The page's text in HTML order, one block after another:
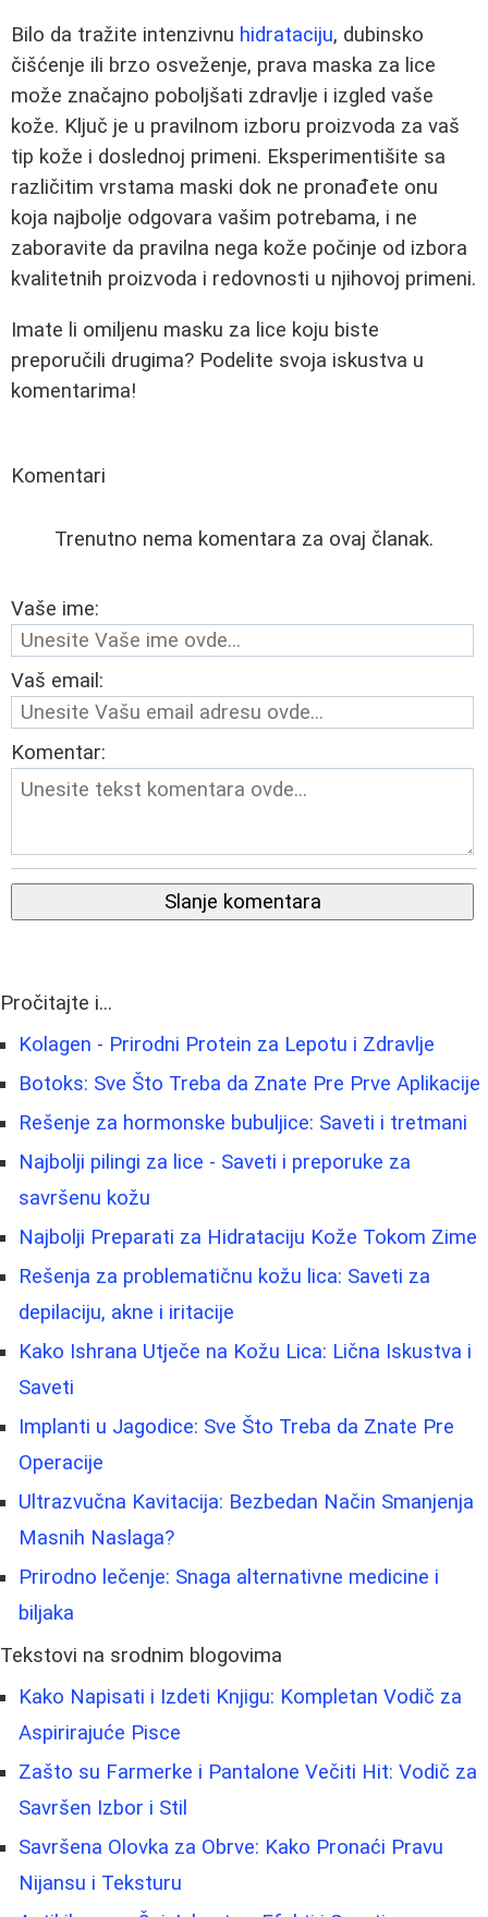
Bilo da tražite intenzivnu hidrataciju, dubinsko
čišćenje ili brzo osveženje, prava maska za lice
može značajno poboljšati zdravlje i izgled vaše
kože. Ključ je u pravilnom izboru proizvoda za vaš
tip kože i doslednoj primeni. Eksperimentišite sa
različitim vrstama maski dok ne pronađete onu
koja najbolje odgovara vašim potrebama, i ne
zaboravite da pravilna nega kože počinje od izbora
kvalitetnih proizvoda i redovnosti u njihovoj primeni.
Imate li omiljenu masku za lice koju biste
preporučili drugima? Podelite svoja iskustva u
komentarima!
Komentari
Trenutno nema komentara za ovaj članak.
Vaše ime:
Vaš email:
Komentar:
Slanje komentara
Pročitajte i...
Kolagen - Prirodni Protein za Lepotu i Zdravlje
Botoks: Sve Što Treba da Znate Pre Prve Aplikacije
Rešenje za hormonske bubuljice: Saveti i tretmani
Najbolji pilingi za lice - Saveti i preporuke za
savršenu kožu
Najbolji Preparati za Hidrataciju Kože Tokom Zime
Rešenja za problematičnu kožu lica: Saveti za
depilaciju, akne i iritacije
Kako Ishrana Utječe na Kožu Lica: Lična Iskustva i
Saveti
Implanti u Jagodice: Sve Što Treba da Znate Pre
Operacije
Ultrazvučna Kavitacija: Bezbedan Način Smanjenja
Masnih Naslaga?
Prirodno lečenje: Snaga alternativne medicine i
biljaka
Tekstovi na srodnim blogovima
Kako Napisati i Izdeti Knjigu: Kompletan Vodič za
Aspirirajuće Pisce
Zašto su Farmerke i Pantalone Večiti Hit: Vodič za
Savršen Izbor i Stil
Savršena Olovka za Obrve: Kako Pronaći Pravu
Nijansu i Teksturu